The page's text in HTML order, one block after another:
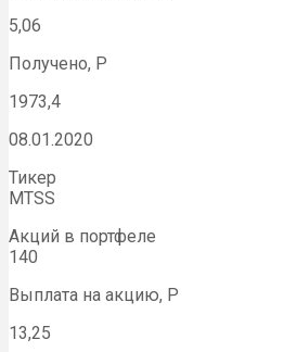
5,06
Получено, Р
1973,4
08.01.2020
Тикер
MTSS
Акций в портфеле
140
Выплата на акцию, Р
13,25